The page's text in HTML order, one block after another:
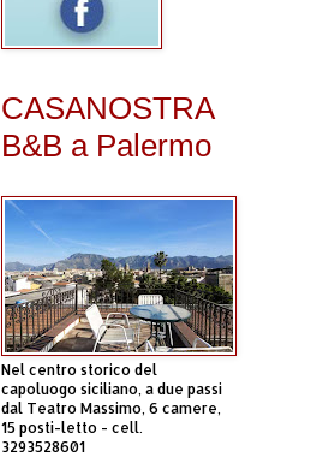
CASANOSTRA
B&B a Palermo
Nel centro storico del
capoluogo siciliano, a due passi
dal Teatro Massimo, 6 camere,
15 posti-letto - cell.
3293528601